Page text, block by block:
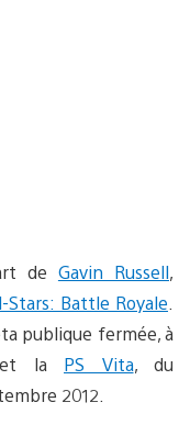
de Gavin Russell,
Stars: Battle Royale
publique fermée, à
la PS Vita, du
2012.